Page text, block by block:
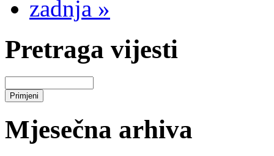
zadnja »
Pretraga vijesti
Mjesečna arhiva